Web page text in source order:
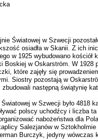
Światowej w Szwecji
osiadła w Skanii. Z ich
w 1925 wybudowano kościół
Boskiej w Oskarström. W 1928
które zajęły się
Siostry pozostają w
następną świątynię
w Szwecji było 4818
polscy uchodźcy i liczba
nabożeństwa dla
Salezjanów w Sztokholmie
Burczyk, jedyny wówczas